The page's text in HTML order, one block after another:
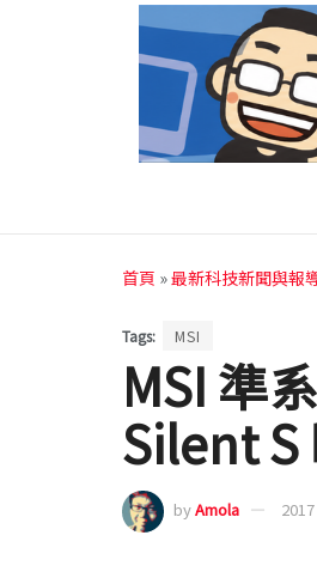
首頁 »最新科技新聞與報
Tags: MSI
MSI 準
Silent S
byAmola